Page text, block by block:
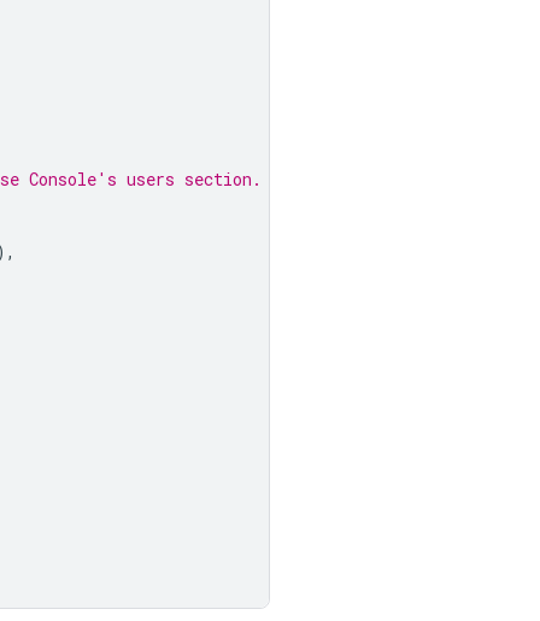
Console's users section.